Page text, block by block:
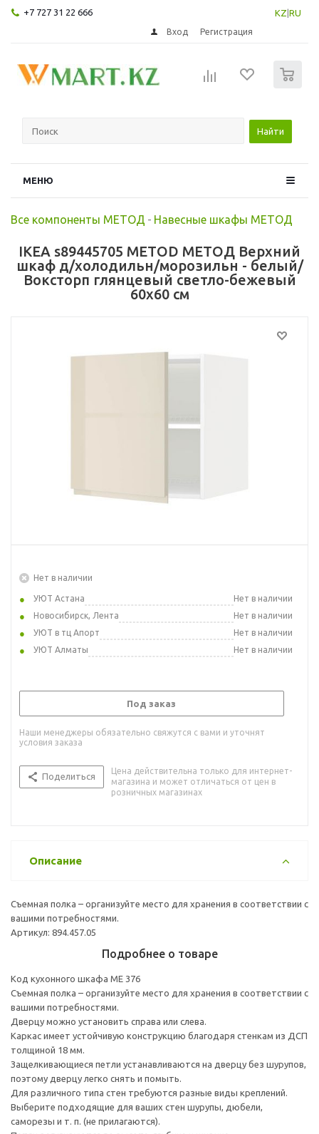
+7 727 31 22 666 KZ RU
Вход Регистрация
Найти
МЕНЮ
Все компоненты МЕТОД - Навесные шкафы МЕТОД
IKEA s89445705 METOD МЕТОД Верхний
шкаф д/холодильн/морозильн - белый/
Воксторп глянцевый светло-бежевый
60x60 см
Нет в наличии
УЮТ Астана
Нет в наличии
Новосибирск, Лента
Нет в наличии
УЮТ в тц Апорт
Нет в наличии
УЮТ Алматы
Нет в наличии
Под заказ
Наши менеджеры обязательно свяжутся с вами и уточнят
условия заказа
Поделиться
Цена действительна только для интернет-
магазина и может отличаться от цен в
розничных магазинах
Описание
Съемная полка – организуйте место для хранения в соответствии с
вашими потребностями.
Артикул: 894.457.05
Подробнее о товаре
Код кухонного шкафа ME 376
Съемная полка – организуйте место для хранения в соответствии с
вашими потребностями.
Дверцу можно установить справа или слева.
Каркас имеет устойчивую конструкцию благодаря стенкам из ДСП
толщиной 18 мм.
Защелкивающиеся петли устанавливаются на дверцу без шурупов,
поэтому дверцу легко снять и помыть.
Для различного типа стен требуются разные виды креплений.
Выберите подходящие для ваших стен шурупы, дюбели,
саморезы и т. п. (не прилагаются).